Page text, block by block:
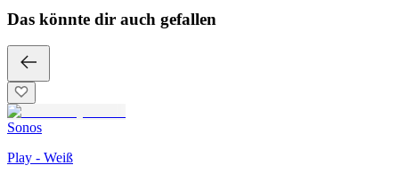
Das könnte dir auch gefallen
Sonos
Play - Weiß